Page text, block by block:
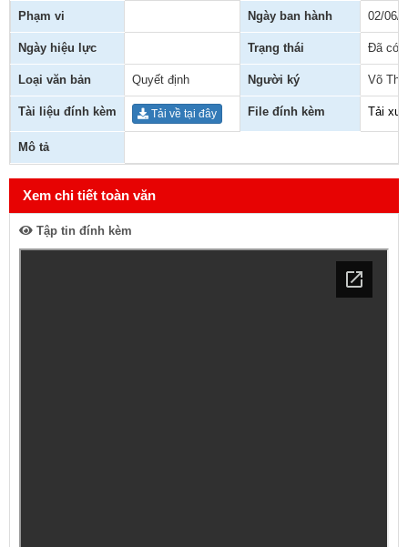
Phạm vi Ngày ban hành 02/06/
Ngày hiệu lực Trạng thái Đã có
Loại văn bản Quyết định Người ký Võ Thị
Tài liệu đính kèm Tải về tại đây File đính kèm Tải
Mô tả
Xem chi tiết toàn văn
Tập tin đính kèm